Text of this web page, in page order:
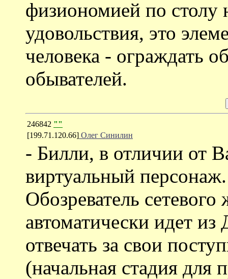
физиономией по столу
удовольствия, это
человека - ограждать
обывателей.
246842 ""
[199.71.120.66] Олег Синилин
- Билли, в отличии от
виртуальный
Обозреватель
автоматически идет
отвечать за свои
(начальная стадия для